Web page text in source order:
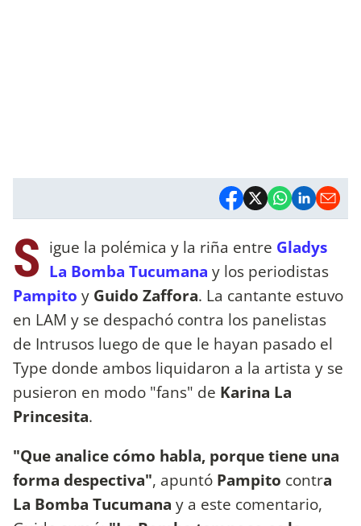
S igue la polémica y la riña entre Gladys
La Bomba Tucumana y los periodistas
Pampito y Guido Zaffora. La cantante estuvo
en LAM y se despachó contra los panelistas
de Intrusos luego de que le hayan pasado el
Type donde ambos liquidaron a la artista y se
pusieron en modo "fans" de Karina La
Princesita.
"Que analice cómo habla, porque tiene una
forma despectiva", apuntó Pampito contra
La Bomba Tucumana y a este comentario,